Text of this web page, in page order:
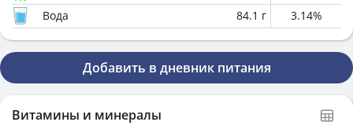
Вода
84.1 г 3.14%
Добавить в дневник питания
Витамины и минералы